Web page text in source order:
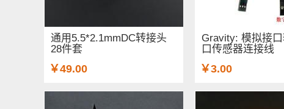
通用5.5*2.1mmDC转接头
28件套
￥49.00
Gravity: 模拟接
口传感器连接线
￥3.00